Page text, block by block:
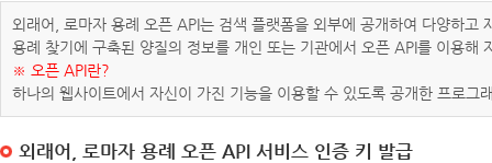
외래어, 로마자 용례 오픈 API는 검색 플랫폼을 외부에 공개하여 다양하
용례 찾기에 구축된 양질의 정보를 개인 또는 기관에서 오픈 API를 이용해
※ 오픈 API란?
하나의 웹사이트에서 자신이 가진 기능을 이용할 수 있도록 공개한 프로그
외래어, 로마자 용례 오픈 API 서비스 인증 키 발급